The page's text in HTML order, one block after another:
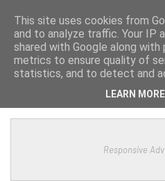
Responsive
This site uses cookies from
and to analyze traffic. Your IP
shared with Google along
metrics to ensure quality of
statistics, and to detect and
LEARN MORE